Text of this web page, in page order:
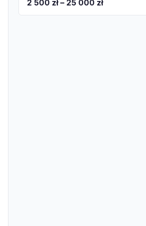
2 500 zł – 25 000 zł